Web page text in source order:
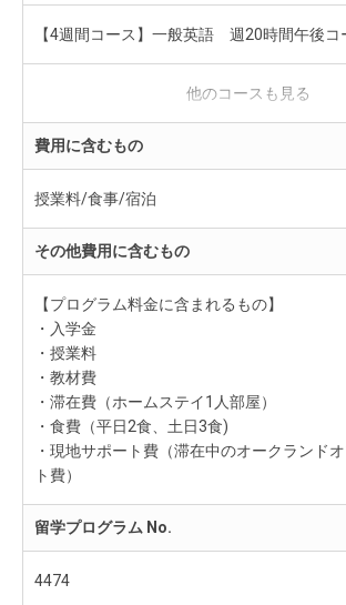
【4週間コース】一般英語 週20時間午後コ
【6週間コース】一般英語 週20時間午後コ
費用に含むもの
授業料/食事/宿泊
その他費用に含むもの
【プログラム料金に含まれるもの】
・入学金
・授業料
・教材費
・滞在費（ホームステイ1人部屋）
・食費（平日2食、土日3食)
・現地サポート費（滞在中のオークランド
ト費）
留学プログラム No.
4474